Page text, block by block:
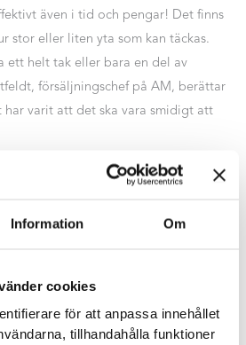
Information Om
cookies
för att anpassa innehållet
tillhandahålla funktioner
även i tid och pengar! Det finns
stor eller liten yta som kan täckas.
ett helt tak eller bara en del av
försäljningschef på AM, berättar
har varit att det ska vara smidigt att
som kunder och
projekt att göra en förändring i ett
användas i offentliga miljöer där den
tex butiker, hotell, restauranger och